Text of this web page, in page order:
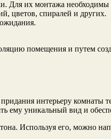
их монтажа необходимы
цветов, спиралей и других.
помещения и путем
интерьеру
ему уникальный вид и
Используя его, можно